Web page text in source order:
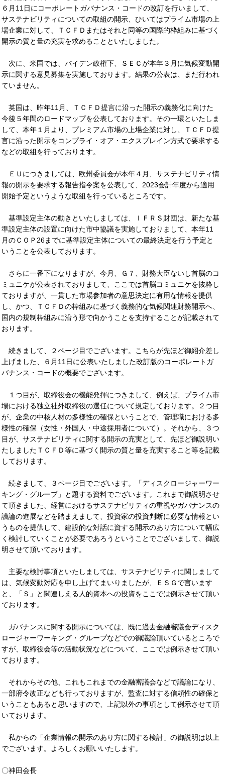
６月11日にコーポレートガバナンス・コードの改訂を行いまして、
サステナビリティについての取組の開示、ひいてはプライム市場の上
場企業に対して、ＴＣＦＤまたはそれと同等の国際的枠組みに基づく
開示の質と量の充実を求めることといたしました。
次に、米国では、バイデン政権下、ＳＥＣが本年３月に気候変動開
示に関する意見募集を実施しております。結果の公表は、まだ行われ
ていません。
英国は、昨年11月、ＴＣＦＤ提言に沿った開示の義務化に向けた
今後５年間のロードマップを公表しております。その一環といたしま
して、本年１月より、プレミアム市場の上場企業に対し、ＴＣＦＤ提
言に沿った開示をコンプライ・オア・エクスプレイン方式で要求する
などの取組を行っております。
ＥＵにつきましては、欧州委員会が本年４月、サステナビリティ情
報の開示を要求する報告指令案を公表して、2023会計年度から適用
開始予定というような取組を行っているところです。
基準設定主体の動きといたしましては、ＩＦＲＳ財団は、新たな基
準設定主体の設置に向けた市中協議を実施しておりまして、本年11
月のＣＯＰ26までに基準設定主体についての最終決定を行う予定と
いうことを公表しております。
さらに一番下になりますが、今月、Ｇ７、財務大臣ないし首脳のコ
ミュニケが公表されておりまして、ここでは首脳コミュニケを抜粋し
ておりますが、一貫した市場参加者の意思決定に有用な情報を提供
し、かつ、ＴＣＦＤの枠組みに基づく義務的な気候関連財務開示へ、
国内の規制枠組みに沿う形で向かうことを支持することが記載されて
おります。
続きまして、２ページ目でございます。こちらが先ほど御紹介差し
上げました、６月11日に公表いたしました改訂版のコーポレートガ
バナンス・コードの概要でございます。
１つ目が、取締役会の機能発揮につきまして、例えば、プライム市
場における独立社外取締役の選任について規定しております。２つ目
が、企業の中核人材の多様性の確保ということで、管理職における多
様性の確保（女性・外国人・中途採用者について）。それから、３つ
目が、サステナビリティに関する開示の充実として、先ほど御説明い
たしましたＴＣＦＤ等に基づく開示の質と量を充実すること等を記載
しております。
続きまして、３ページ目でございます。「ディスクロージャーワー
キング・グループ」と題する資料でございます。これまで御説明させ
て頂きました、経営におけるサステナビリティの重視やガバナンスの
議論の進展などを踏まえまして、投資家の投資判断に必要な情報とい
うものを提供して、建設的な対話に資する開示のあり方について幅広
く検討していくことが必要であろうということでございまして、御説
明させて頂いております。
主要な検討事項といたしましては、サステナビリティに関しまして
は、気候変動対応を申し上げてまいりましたが、ＥＳＧで言います
と、「Ｓ」と関連しえる人的資本への投資をここでは例示させて頂い
ております。
ガバナンスに関する開示については、既に過去金融審議会ディスク
ロージャーワーキング・グループなどでの御議論頂いているところで
すが、取締役会等の活動状況などについて、ここでは例示させて頂い
ております。
それからその他、これもこれまでの金融審議会などで議論になり、
一部府令改正なども行っておりますが、監査に対する信頼性の確保と
いうこともあると思いますので、上記以外の事項として例示させて頂
いております。
私からの「企業情報の開示のあり方に関する検討」の御説明は以上
でございます。よろしくお願いいたします。
〇神田会長